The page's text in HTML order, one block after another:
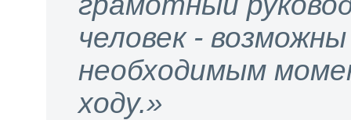
человек -
необходимым
ходу.»